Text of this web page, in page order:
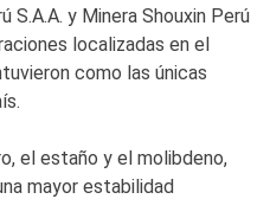
S.A.A. y Minera Shouxin Perú
localizadas en el
como las únicas
el estaño y el molibdeno,
mayor estabilidad